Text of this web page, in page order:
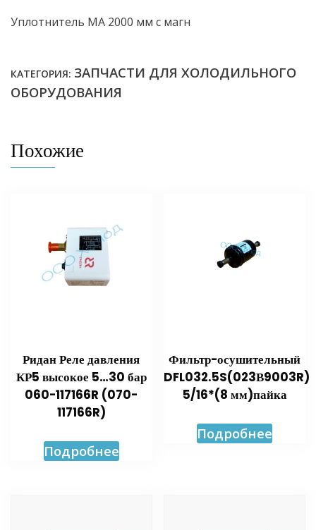
Уплотнитель МА 2000 мм с магн
КАТЕГОРИЯ: ЗАПЧАСТИ ДЛЯ ХОЛОДИЛЬНОГО
ОБОРУДОВАНИЯ
Похожие
Ридан Реле давления
КР5 высокое 5…30 бар
060-117166R (070-
117166R)
Подробнее
Фильтр-осушительный
DFL032.5S(023В9003R)
5/16*(8 мм)пайка
Подробнее